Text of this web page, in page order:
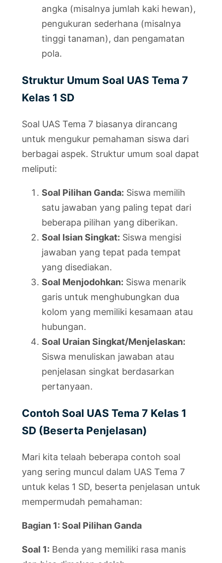
angka (misalnya jumlah kaki hewan),
pengukuran sederhana (misalnya
tinggi tanaman), dan pengamatan
pola.
Struktur Umum Soal UAS Tema 7
Kelas 1 SD
Soal UAS Tema 7 biasanya dirancang
untuk mengukur pemahaman siswa dari
berbagai aspek. Struktur umum soal dapat
meliputi:
Soal Pilihan Ganda: Siswa memilih
satu jawaban yang paling tepat dari
beberapa pilihan yang diberikan.
Soal Isian Singkat: Siswa mengisi
jawaban yang tepat pada tempat
yang disediakan.
Soal Menjodohkan: Siswa menarik
garis untuk menghubungkan dua
kolom yang memiliki kesamaan atau
hubungan.
Soal Uraian Singkat/Menjelaskan:
Siswa menuliskan jawaban atau
penjelasan singkat berdasarkan
pertanyaan.
Contoh Soal UAS Tema 7 Kelas 1
SD (Beserta Penjelasan)
Mari kita telaah beberapa contoh soal
yang sering muncul dalam UAS Tema 7
untuk kelas 1 SD, beserta penjelasan untuk
mempermudah pemahaman:
Bagian 1: Soal Pilihan Ganda
Soal 1: Benda yang memiliki rasa manis